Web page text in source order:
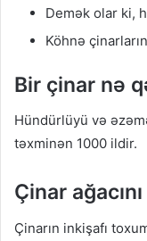
Demək olar ki,
Köhnə
Bir çinar nə
Hündürlüyü və
təxminən 1000 ildir.
Çinar
Çinarın inkişafı